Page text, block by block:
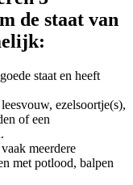
de staat van
staat en heeft
ezelsoortje(s),
of een
meerdere
met potlood, balpen